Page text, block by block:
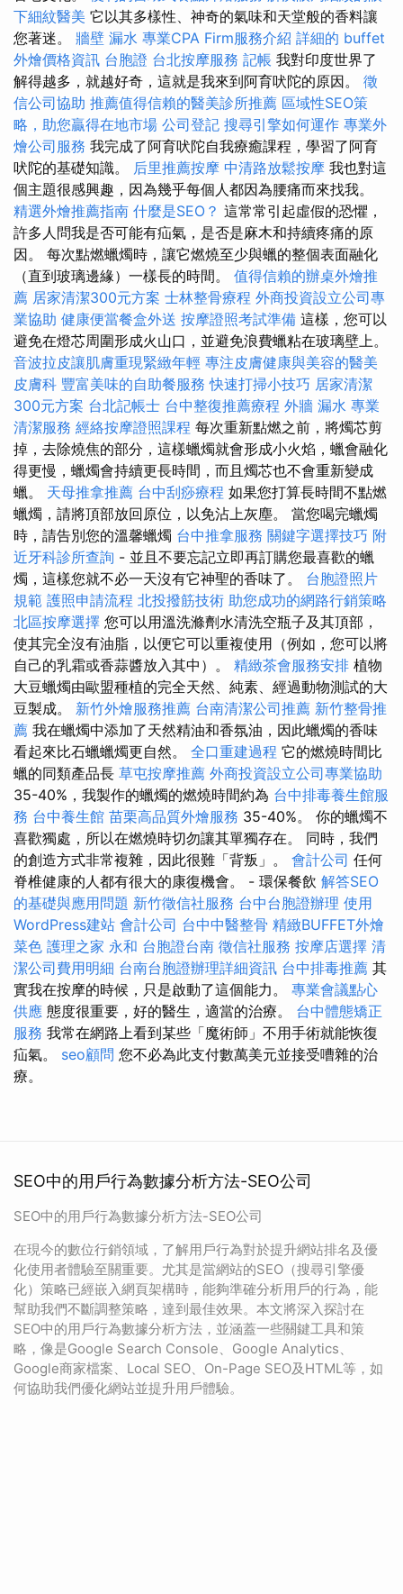
下細紋醫美 它以其多樣性、神奇的氣味和天堂般的香料讓
您著迷。 牆壁 漏水 專業CPA Firm服務介紹 詳細的 buffet
外燴價格資訊 台胞證 台北按摩服務 記帳 我對印度世界了
解得越多，就越好奇，這就是我來到阿育吠陀的原因。 徵
信公司協助 推薦值得信賴的醫美診所推薦 區域性SEO策
略，助您贏得在地市場 公司登記 搜尋引擎如何運作 專業外
燴公司服務 我完成了阿育吠陀自我療癒課程，學習了阿育
吠陀的基礎知識。 后里推薦按摩 中清路放鬆按摩 我也對這
個主題很感興趣，因為幾乎每個人都因為腰痛而來找我。
精選外燴推薦指南 什麼是SEO？ 這常常引起虛假的恐懼，
許多人問我是否可能有疝氣，是否是麻木和持續疼痛的原
因。 每次點燃蠟燭時，讓它燃燒至少與蠟的整個表面融化
（直到玻璃邊緣）一樣長的時間。 值得信賴的辦桌外燴推
薦 居家清潔300元方案 士林整骨療程 外商投資設立公司專
業協助 健康便當餐盒外送 按摩證照考試準備 這樣，您可以
避免在燈芯周圍形成火山口，並避免浪費蠟粘在玻璃壁上。
音波拉皮讓肌膚重現緊緻年輕 專注皮膚健康與美容的醫美
皮膚科 豐富美味的自助餐服務 快速打掃小技巧 居家清潔
300元方案 台北記帳士 台中整復推薦療程 外牆 漏水 專業
清潔服務 經絡按摩證照課程 每次重新點燃之前，將燭芯剪
掉，去除燒焦的部分，這樣蠟燭就會形成小火焰，蠟會融化
得更慢，蠟燭會持續更長時間，而且燭芯也不會重新變成
蠟。 天母推拿推薦 台中刮痧療程 如果您打算長時間不點燃
蠟燭，請將頂部放回原位，以免沾上灰塵。 當您喝完蠟燭
時，請告別您的溫馨蠟燭 台中推拿服務 關鍵字選擇技巧 附
近牙科診所查詢 - 並且不要忘記立即再訂購您最喜歡的蠟
燭，這樣您就不必一天沒有它神聖的香味了。 台胞證照片
規範 護照申請流程 北投撥筋技術 助您成功的網路行銷策略
北區按摩選擇 您可以用溫洗滌劑水清洗空瓶子及其頂部，
使其完全沒有油脂，以便它可以重複使用（例如，您可以將
自己的乳霜或香蒜醬放入其中）。 精緻茶會服務安排 植物
大豆蠟燭由歐盟種植的完全天然、純素、經過動物測試的大
豆製成。 新竹外燴服務推薦 台南清潔公司推薦 新竹整骨推
薦 我在蠟燭中添加了天然精油和香氛油，因此蠟燭的香味
看起來比石蠟蠟燭更自然。 全口重建過程 它的燃燒時間比
蠟的同類產品長 草屯按摩推薦 外商投資設立公司專業協助
35-40%，我製作的蠟燭的燃燒時間約為 台中排毒養生館服
務 台中養生館 苗栗高品質外燴服務 35-40%。 你的蠟燭不
喜歡獨處，所以在燃燒時切勿讓其單獨存在。 同時，我們
的創造方式非常複雜，因此很難「背叛」。 會計公司 任何
脊椎健康的人都有很大的康復機會。 - 環保餐飲 解答SEO
的基礎與應用問題 新竹徵信社服務 台中台胞證辦理 使用
WordPress建站 會計公司 台中中醫整骨 精緻BUFFET外燴
菜色 護理之家 永和 台胞證台南 徵信社服務 按摩店選擇 清
潔公司費用明細 台南台胞證辦理詳細資訊 台中排毒推薦 其
實我在按摩的時候，只是啟動了這個能力。 專業會議點心
供應 態度很重要，好的醫生，適當的治療。 台中體態矯正
服務 我常在網路上看到某些「魔術師」不用手術就能恢復
疝氣。 seo顧問 您不必為此支付數萬美元並接受嘈雜的治
療。
SEO中的用戶行為數據分析方法-SEO公司
SEO中的用戶行為數據分析方法-SEO公司
在現今的數位行銷領域，了解用戶行為對於提升網站排名及優
化使用者體驗至關重要。尤其是當網站的SEO（搜尋引擎優
化）策略已經嵌入網頁架構時，能夠準確分析用戶的行為，能
幫助我們不斷調整策略，達到最佳效果。本文將深入探討在
SEO中的用戶行為數據分析方法，並涵蓋一些關鍵工具和策
略，像是Google Search Console、Google Analytics、
Google商家檔案、Local SEO、On-Page SEO及HTML等，如
何協助我們優化網站並提升用戶體驗。